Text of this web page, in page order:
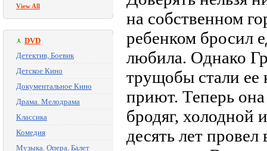
View All
DVD
Детектив, Боевик
Детское Кино
Документальное Кино
Драма. Мелодрама
Классика
Комедия
Музыка. Опера. Балет
на собственном
ребенком бросил
любила. Однако
трущобы стали
приют. Теперь
бродяг, холодной
десять лет